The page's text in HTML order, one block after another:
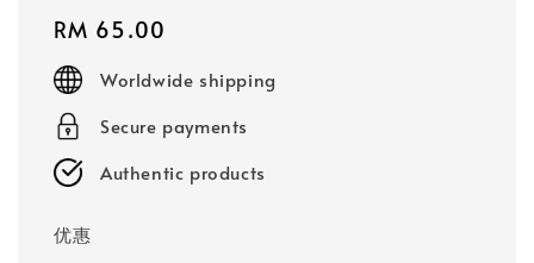
Regular
price
RM 65.00
Worldwide shipping
Secure payments
Authentic products
优惠